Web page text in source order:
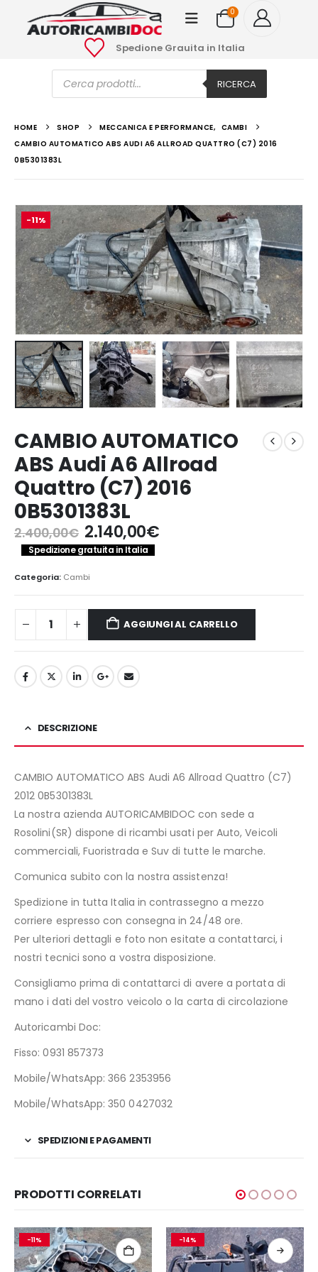
0
Spedione Grauita in Italia
Ricerca
prodotti RICERCA
HOME SHOP MECCANICA E PERFORMANCE, CAMBI
CAMBIO AUTOMATICO ABS AUDI A6 ALLROAD QUATTRO (C7) 2016
0B5301383L
-11%
CAMBIO AUTOMATICO
ABS Audi A6 Allroad
Quattro (C7) 2016
0B5301383L
2.400,00€ Il
prezzo
originale
era:
2.400,00€.
2.140,00€Il
2.140,00€.
Spedizione gratuita in Italia
Categoria: Cambi
AGGIUNGI AL CARRELLO
DESCRIZIONE
CAMBIO AUTOMATICO ABS Audi A6 Allroad Quattro (C7)
2012 0B5301383L
La nostra azienda AUTORICAMBIDOC con sede a
Rosolini(SR) dispone di ricambi usati per Auto, Veicoli
commerciali, Fuoristrada e Suv di tutte le marche.
Comunica subito con la nostra assistenza!
Spedizione in tutta Italia in contrassegno a mezzo
corriere espresso con consegna in 24/48 ore.
Per ulteriori dettagli e foto non esitate a contattarci, i
nostri tecnici sono a vostra disposizione.
Consigliamo prima di contattarci di avere a portata di
mano i dati del vostro veicolo o la carta di circolazione
Autoricambi Doc:
Fisso: 0931 857373
Mobile/WhatsApp: 366 2353956
Mobile/WhatsApp: 350 0427032
SPEDIZIONI E PAGAMENTI
PRODOTTI CORRELATI
-11% -14%